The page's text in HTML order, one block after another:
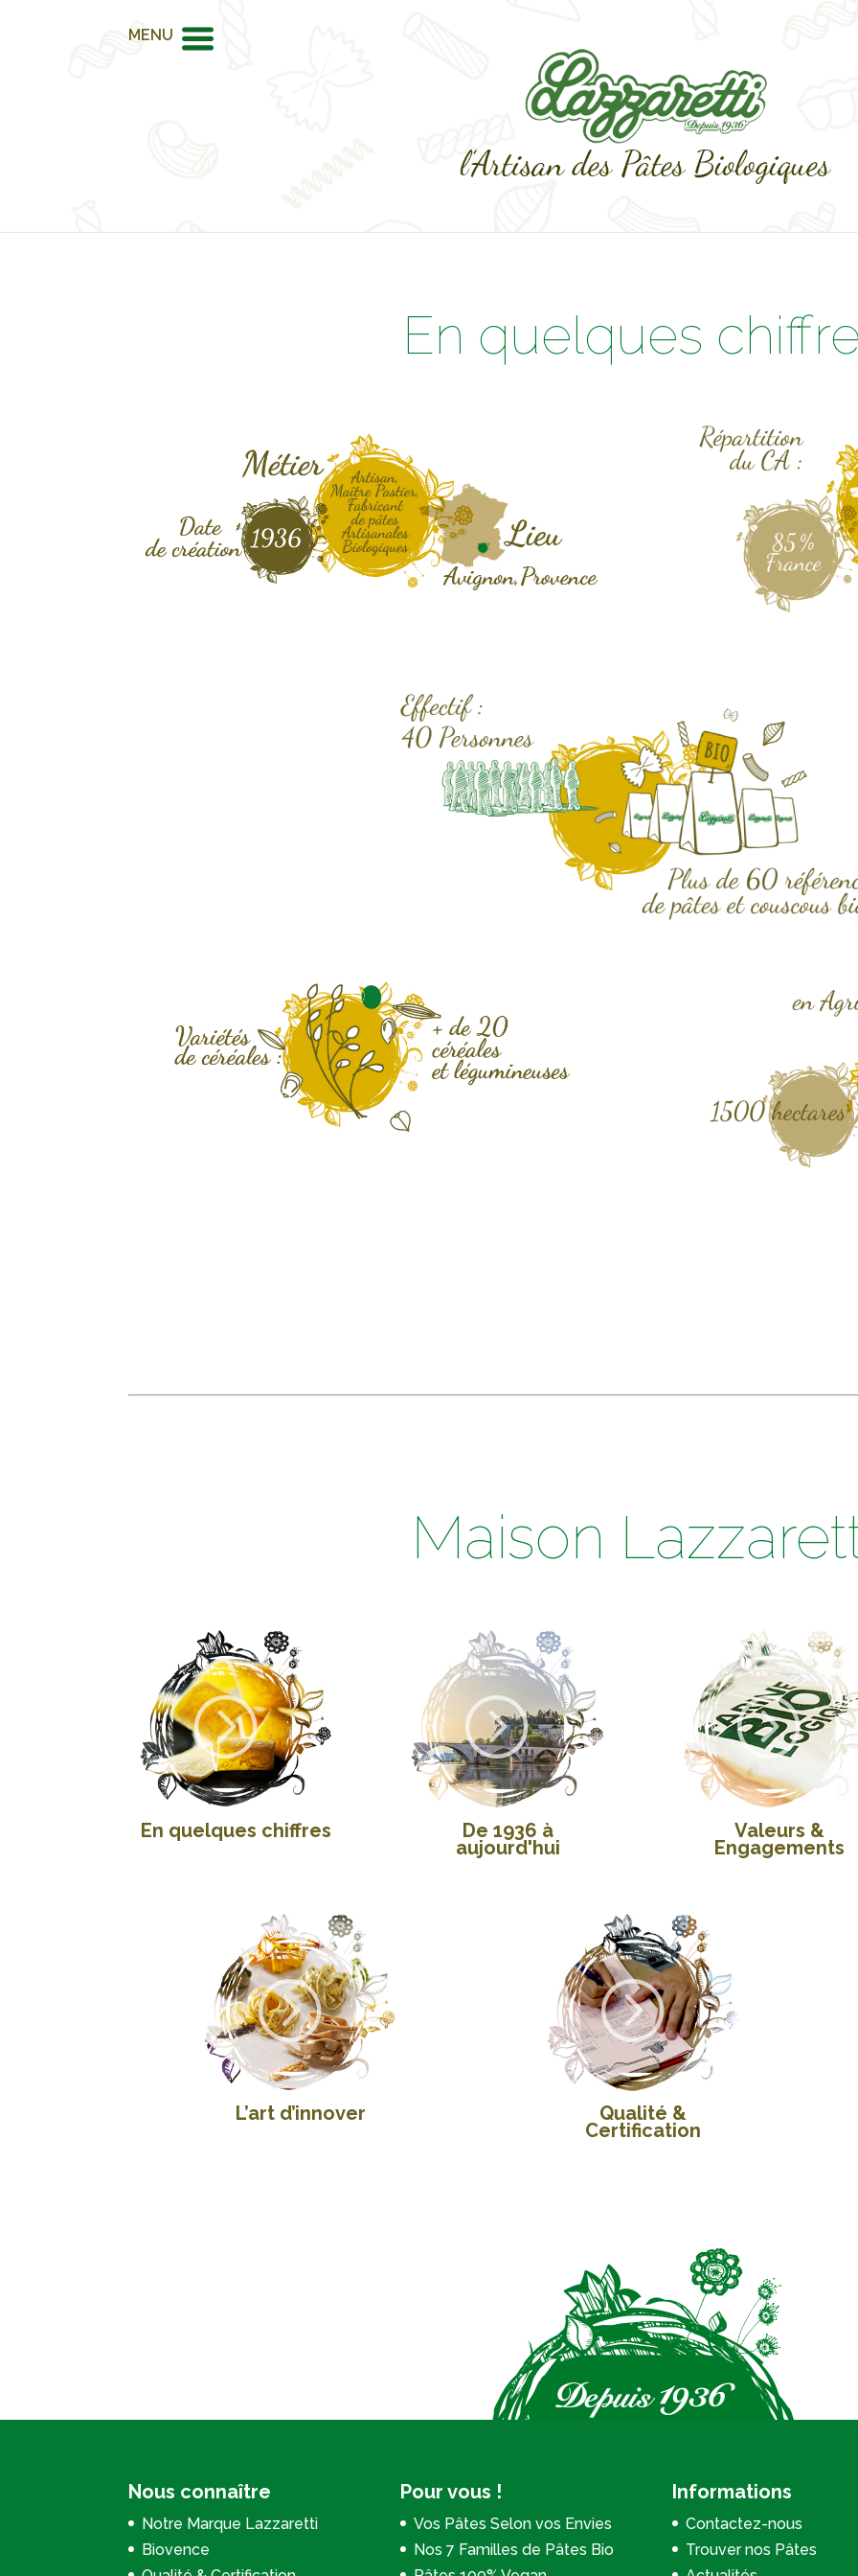
MENU
En quelques
Maison
=
En quelques chiffres
=
De 1936 à
aujourd'hui
=
Valeurs &
Engagements
=
L’art d’innover
=
Qualité &
Certification
Nous connaître
Notre Marque Lazzaretti
Biovence
Pour vous !
Vos Pâtes Selon vos Envies
Nos 7 Familles de Pâtes Bio
Informations
Contactez-nous
Trouver nos Pâtes